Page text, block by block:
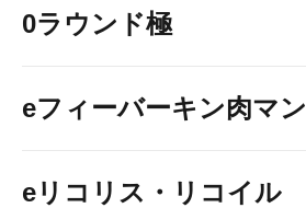
0ラウンド極
eフィーバーキン肉マン
eリコリス・リコイル